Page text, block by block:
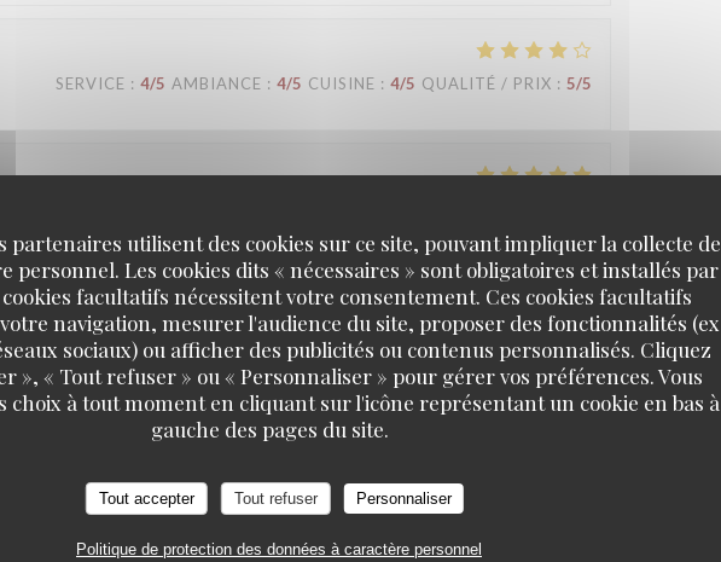
partenaires utilisent des cookies sur ce site, pouvant impliquer la collecte de
personnel. Les cookies dits « nécessaires » sont obligatoires et installés par
facultatifs nécessitent votre consentement. Ces cookies facultatifs
navigation, mesurer l'audience du site, proposer des fonctionnalités (ex
sociaux) ou afficher des publicités ou contenus personnalisés. Cliquez
», « Tout refuser » ou « Personnaliser » pour gérer vos préférences. Vous
choix à tout moment en cliquant sur l'icône représentant un cookie en bas à
gauche des pages du site.
Tout accepter Tout refuser Personnaliser
Politique de protection des données à caractère personnel
SERVICE : 4/5 AMBIANCE : 4/5 CUISINE : 4/5 QUALITÉ / PRIX : 5/5
SERVICE: 4/5 AMBIANCE: 3/5 CUISINE : 3/5 QUALITÉ / PRIX: 4/5